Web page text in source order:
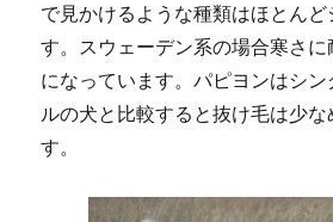
で見かけるような種類はほとん
す。スウェーデン系の場合寒さ
になっています。パピヨンはシ
ルの犬と比較すると抜け毛は少な
す。